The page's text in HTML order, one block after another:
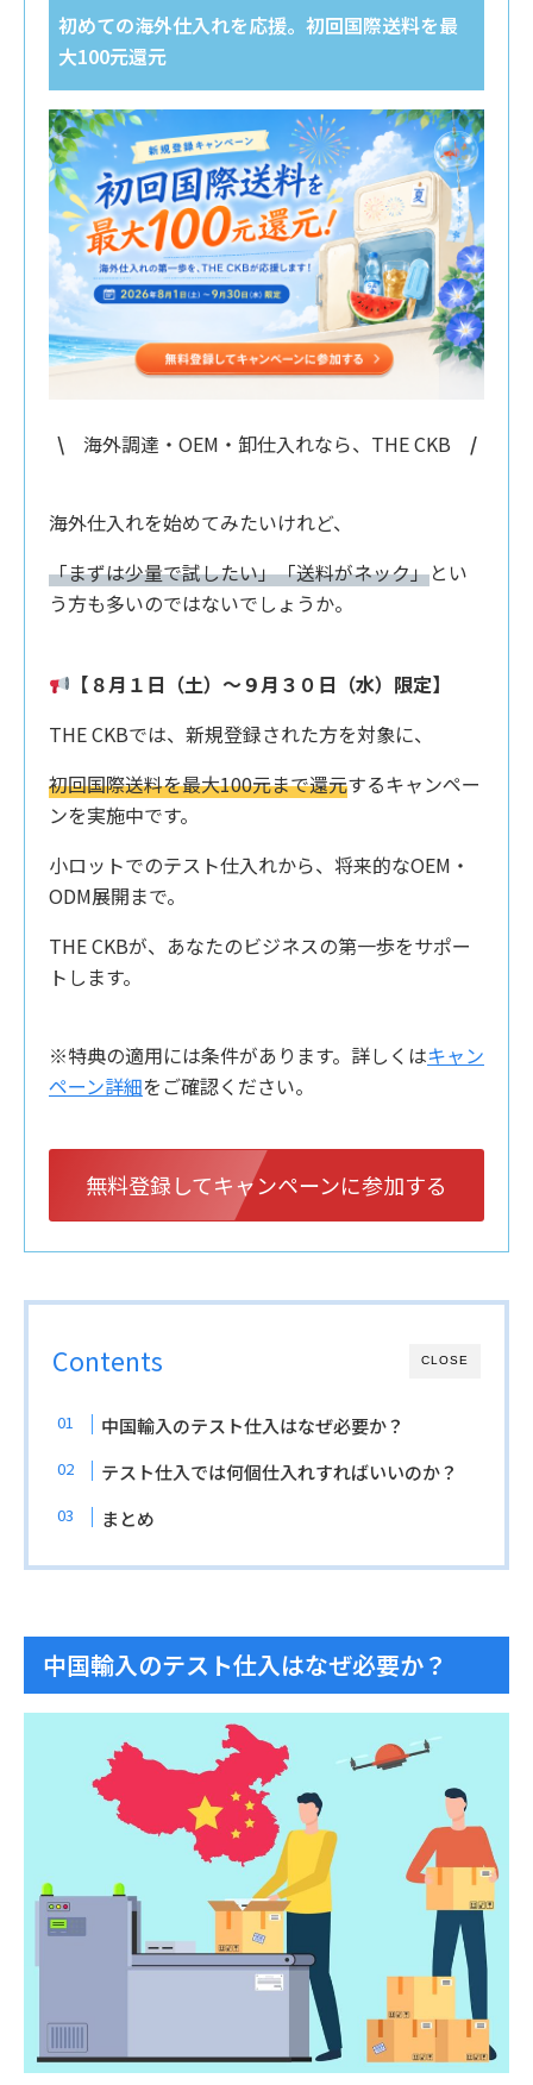
初めての海外仕入れを応援。初回国際送料を最
大100元還元
\海外調達・OEM・卸仕入れなら、THE CKB /
海外仕入れを始めてみたいけれど、
「まずは少量で試したい」「送料がネック」とい
う方も多いのではないでしょうか。
【８月１日（土）〜９月３０日（水）限定】
THE CKBでは、新規登録された方を対象に、
初回国際送料を最大100元まで還元するキャンペー
ンを実施中です。
小ロットでのテスト仕入れから、将来的なOEM・
ODM展開まで。
THE CKBが、あなたのビジネスの第一歩をサポー
トします。
※特典の適用には条件があります。詳しくはキャン
ペーン詳細をご確認ください。
無料登録してキャンペーンに参加する
CLOSE
Contents
中国輸入のテスト仕入はなぜ必要か？
テスト仕入では何個仕入れすればいいのか？
まとめ
中国輸入のテスト仕入はなぜ必要か？